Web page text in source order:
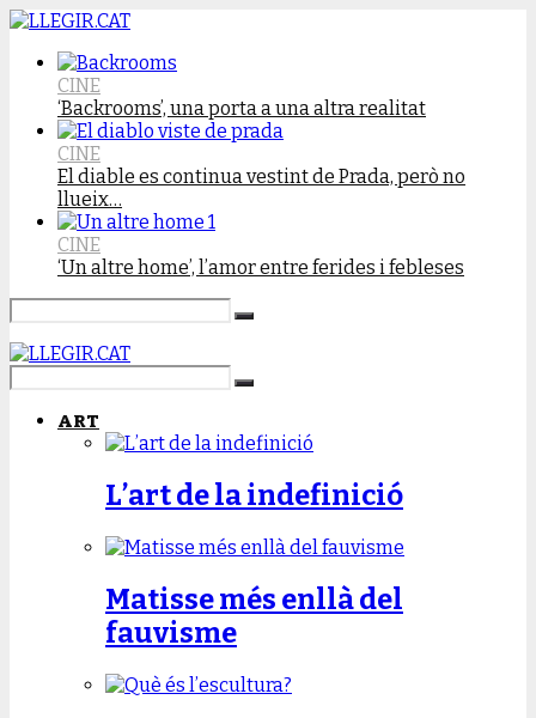
CINE
‘Backrooms’, una porta a una altra realitat
CINE
El diable es continua vestint de Prada, però no
llueix…
CINE
‘Un altre home’, l’amor entre ferides i febleses
ART
L’art de la indefinició
Matisse més enllà del
fauvisme